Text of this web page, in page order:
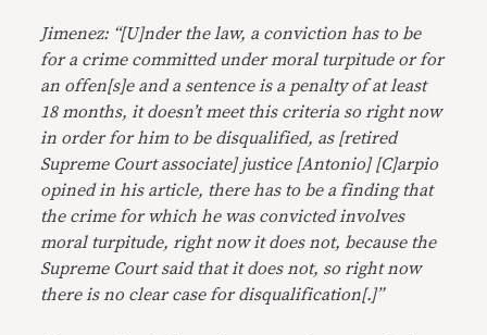
Jimenez: “[U]nder the law, a conviction has to be
for a crime committed under moral turpitude or for
an offen[s]e and a sentence is a penalty of at least
18 months, it doesn’t meet this criteria so right now
in order for him to be disqualified, as [retired
Supreme Court associate] justice [Antonio] [C]arpio
opined in his article, there has to be a finding that
the crime for which he was convicted involves
moral turpitude, right now it does not, because the
Supreme Court said that it does not, so right now
there is no clear case for disqualification[.]”